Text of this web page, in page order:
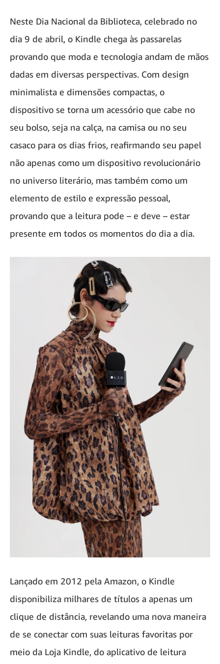
Neste Dia Nacional da Biblioteca, celebrado no
dia 9 de abril, o Kindle chega às passarelas
provando que moda e tecnologia andam de mãos
dadas em diversas perspectivas. Com design
minimalista e dimensões compactas, o
dispositivo se torna um acessório que cabe no
seu bolso, seja na calça, na camisa ou no seu
casaco para os dias frios, reafirmando seu papel
não apenas como um dispositivo revolucionário
no universo literário, mas também como um
elemento de estilo e expressão pessoal,
provando que a leitura pode – e deve – estar
presente em todos os momentos do dia a dia.
Lançado em 2012 pela Amazon, o Kindle
disponibiliza milhares de títulos a apenas um
clique de distância, revelando uma nova maneira
de se conectar com suas leituras favoritas por
meio da Loja Kindle, do aplicativo de leitura